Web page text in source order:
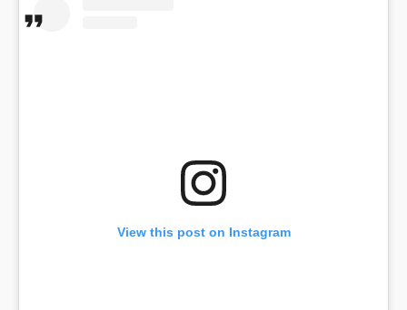
View this post on Instagram